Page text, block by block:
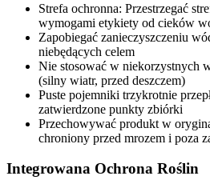
Strefa ochronna: Przestrzegać
wymogami etykiety od cieków
Zapobiegać zanieczyszczeniu
niebędących celem
Nie stosować w niekorzystnych
(silny wiatr, przed deszczem)
Puste pojemniki trzykrotnie
zatwierdzone punkty zbiórki
Przechowywać produkt w
chroniony przed mrozem i poza
Integrowana Ochrona Roślin